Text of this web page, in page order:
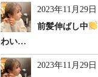
2023年11月29日
前髪伸ばし中
わい…
2023年11月29日